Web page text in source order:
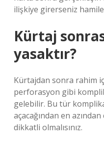
ilişkiye girerseniz
Kürtaj
yasaktır?
Kürtajdan sonra rahim
perforasyon gibi
gelebilir. Bu tür
açacağından en
dikkatli olmalısınız.